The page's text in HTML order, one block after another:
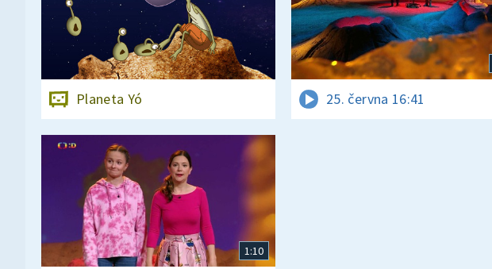
Planeta Yó 25. června 16:41
1:10